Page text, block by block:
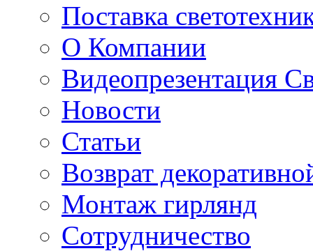
Поставка
О Компании
Видеопрезентация
Новости
Статьи
Возврат
Монтаж гирлянд
Сотрудничество